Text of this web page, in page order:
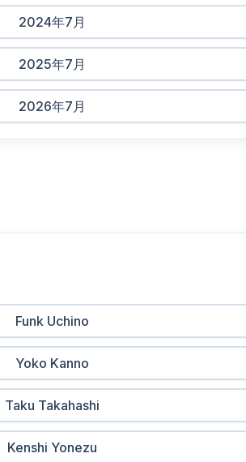
2024年7月
2025年7月
2026年7月
Funk Uchino
Yoko Kanno
Taku Takahashi
Kenshi Yonezu